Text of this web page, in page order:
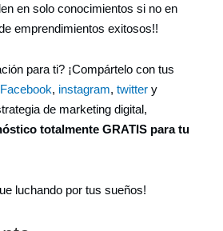
en solo conocimientos si no en
emprendimientos exitosos!!
para ti? ¡Compártelo con tus
Facebook, instagram, twitter y
de marketing digital,
totalmente GRATIS para tu
luchando por tus sueños!